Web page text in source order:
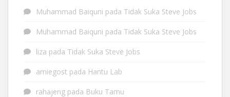
Muhammad Baiquni pada Tidak Suka Steve Jobs
Muhammad Baiquni pada Tidak Suka Steve Jobs
liza pada Tidak Suka Steve Jobs
amiegost pada Hantu Lab
rahajeng pada Buku Tamu